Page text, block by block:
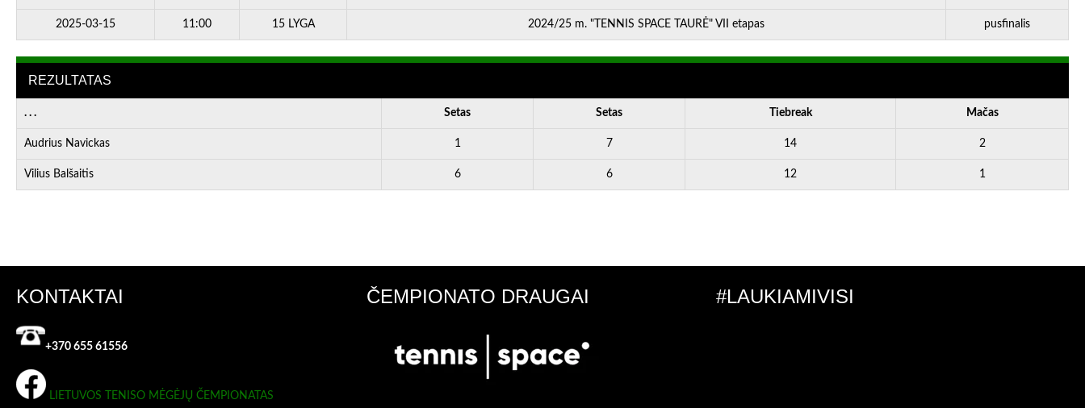
2025-03-15 11:00 15 LYGA 2024/25 m. "TENNIS SPACE TAURĖ" VII etapas pusfinalis
REZULTATAS
. . . Setas Setas Tiebreak Mačas
Audrius Navickas 1 7 14 2
Vilius Balšaitis 6 6 12 1
KONTAKTAI
+370 655 61556
LIETUVOS TENISO MĖGĖJŲ ČEMPIONATAS
ČEMPIONATO DRAUGAI #LAUKIAMIVISI